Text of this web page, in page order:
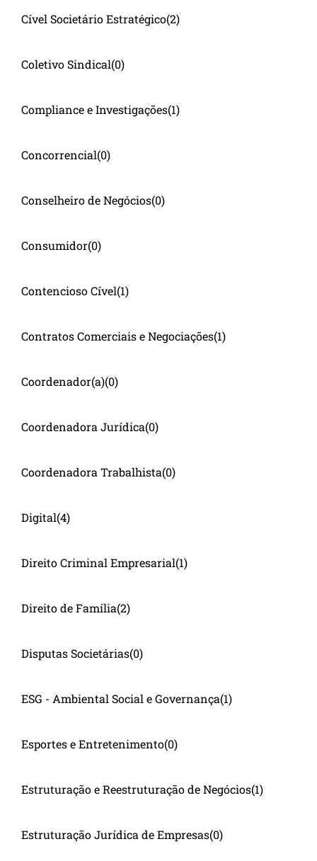
Cível Societário Estratégico(2)
Coletivo Sindical(0)
Compliance e Investigações(1)
Concorrencial(0)
Conselheiro de Negócios(0)
Consumidor(0)
Contencioso Cível(1)
Contratos Comerciais e Negociações(1)
Coordenador(a)(0)
Coordenadora Jurídica(0)
Coordenadora Trabalhista(0)
Digital(4)
Direito Criminal Empresarial(1)
Direito de Família(2)
Disputas Societárias(0)
ESG - Ambiental Social e Governança(1)
Esportes e Entretenimento(0)
Estruturação e Reestruturação de Negócios(1)
Estruturação Jurídica de Empresas(0)